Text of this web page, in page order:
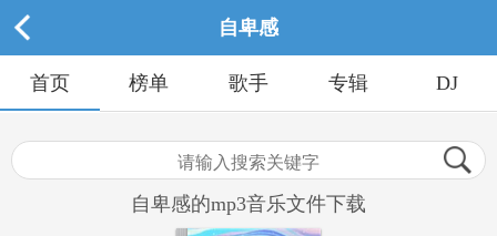
自卑感
首页 榜单 歌手 专辑 DJ
自卑感的mp3音乐文件下载